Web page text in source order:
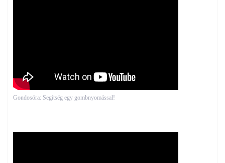
Gondosóra: Segítség egy gombnyomással!